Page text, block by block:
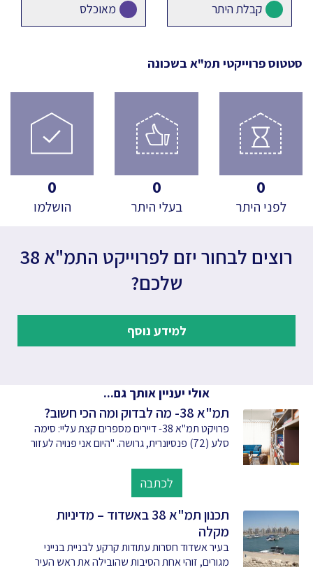
קבלת היתר מאוכלס
סטטוס פרוייקטי תמ"א בשכונה
0
לפני היתר
0
בעלי היתר
0
הושלמו
רוצים לבחור יזם לפרוייקט התמ"א 38
שלכם?
למידע נוסף
אולי יעניין אותך גם...
תמ"א 38- מה לבדוק ומה הכי חשוב?
פרויקט תמ"א 38- דיירים מספרים קצת עליי: סימה
סלע (72) פנסיונרית, גרושה. "היום אני פנויה לעזור
לכתבה
תכנון תמ"א 38 באשדוד – מדיניות
מקלה
בעיר אשדוד חסרות עתודות קרקע לבניית בנייני
מגורים, זוהי אחת הסיבות שהובילה את ראש העיר